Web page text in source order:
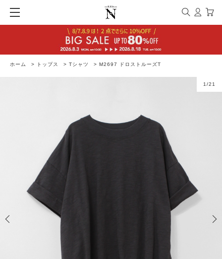
ホーム > トップス > Tシャツ > M2697 ドロストルーズT
1 /21